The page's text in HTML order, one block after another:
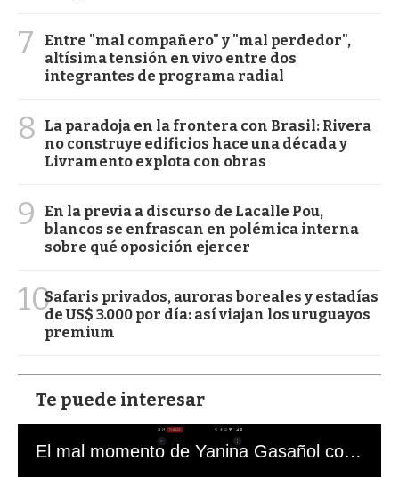
7
Entre "mal compañero" y "mal perdedor",
altísima tensión en vivo entre dos
integrantes de programa radial
8
La paradoja en la frontera con Brasil: Rivera
no construye edificios hace una década y
Livramento explota con obras
9
En la previa a discurso de Lacalle Pou,
blancos se enfrascan en polémica interna
sobre qué oposición ejercer
10Safaris privados, auroras boreales y estadías
de US$ 3.000 por día: así viajan los uruguayos
premium
Te puede interesar
El mal momento de Yanina Gasañol con un hincha argentino en "Subrayado"